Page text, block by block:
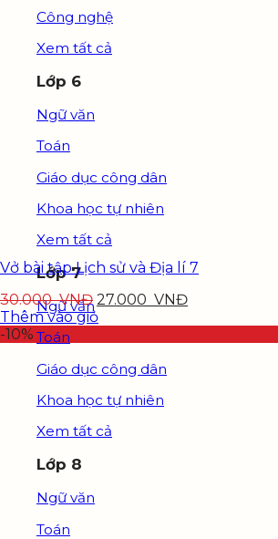
Công nghệ
Xem tất cả
Lớp 6
Ngữ văn
Toán
Giáo dục công dân
Khoa học tự nhiên
Xem tất cả
Lớp 7
Ngữ văn
Toán
Giáo dục công dân
Khoa học tự nhiên
Xem tất cả
Lớp 8
Ngữ văn
Toán
Vở bài tập Lịch sử và Địa lí 7
30.000VNĐ 27.000 VNĐ
Thêm vào giỏ
-10%